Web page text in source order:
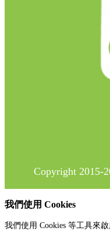
Copyright 2015-
我們使用 Cookies
我們使用 Cookies 等工具來